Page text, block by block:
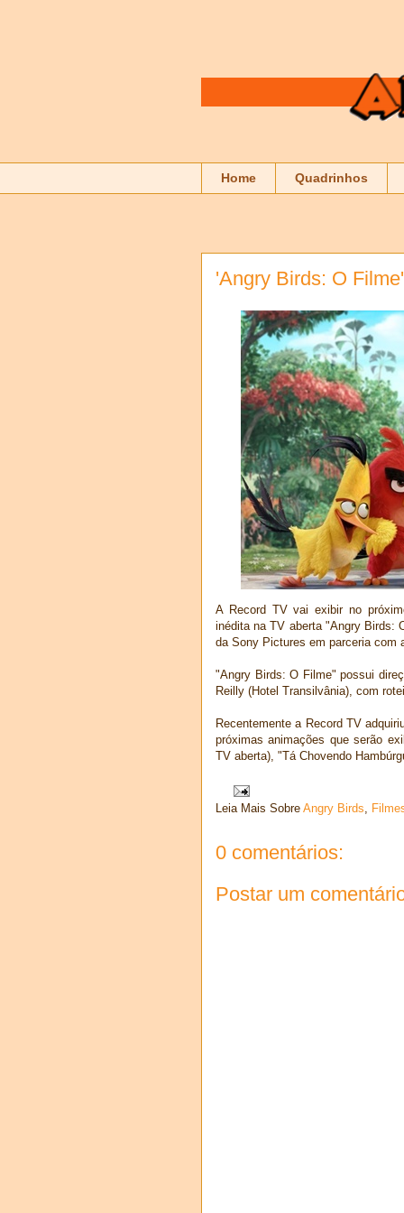
Home Quadrinhos
'Angry Birds: O
A Record TV vai exibir no
inédita na TV aberta "Angry Birds:
da Sony Pictures em parceria com
"Angry Birds: O Filme" possui
Reilly (Hotel Transilvânia), com
Recentemente a Record TV
próximas animações que serão
TV aberta), "Tá Chovendo
Leia Mais Sobre Angry Birds,
0 comentários:
Postar um